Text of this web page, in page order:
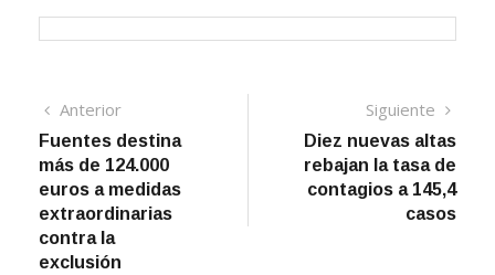
Navegación
de
entradas
AnteriorArtículo
anterior
Fuentes destina
más de 124.000
euros a medidas
extraordinarias
contra la
exclusión
Siguiente
Diez nuevas altas
rebajan la tasa de
contagios a 145,4
casos